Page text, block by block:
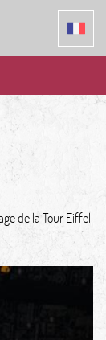
de la Tour Eiffel